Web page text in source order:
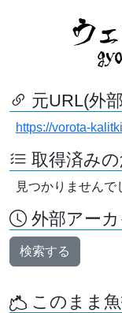
元URL(外
https://vorota-
取得済み
見つかりませんで
外部アー
検索する
このまま